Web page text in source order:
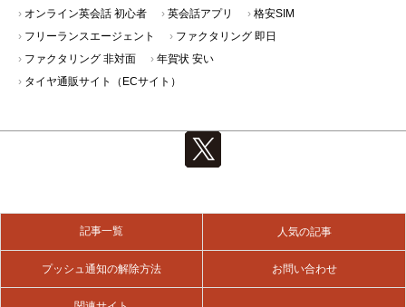
オンライン英会話 初心者
英会話アプリ
格安SIM
フリーランスエージェント
ファクタリング 即日
ファクタリング 非対面
年賀状 安い
タイヤ通販サイト（ECサイト）
記事一覧 人気の記事
プッシュ通知の解除方法 お問い合わせ